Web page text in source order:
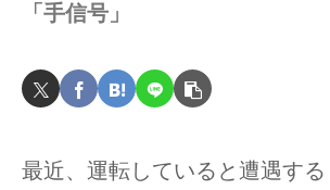
「手信号」
最近、運転していると遭遇する